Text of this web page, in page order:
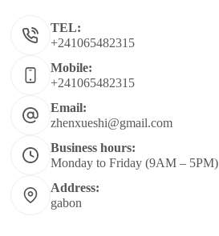
TEL:
+241065482315
Mobile:
+241065482315
Email:
zhenxueshi@gmail.com
Business hours:
Monday to Friday (9AM – 5PM)
Address:
gabon